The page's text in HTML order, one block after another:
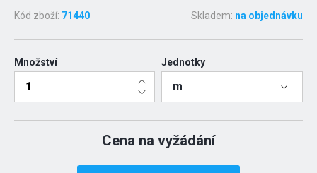
Kód zboží: 71440 Skladem: na objednávku
Množství Jednotky
m
Cena na vyžádání